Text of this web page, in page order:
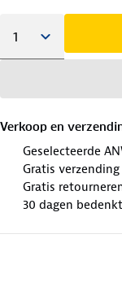
Verkoop en
Geselecteerde
Gratis verzending
Gratis
30 dagen